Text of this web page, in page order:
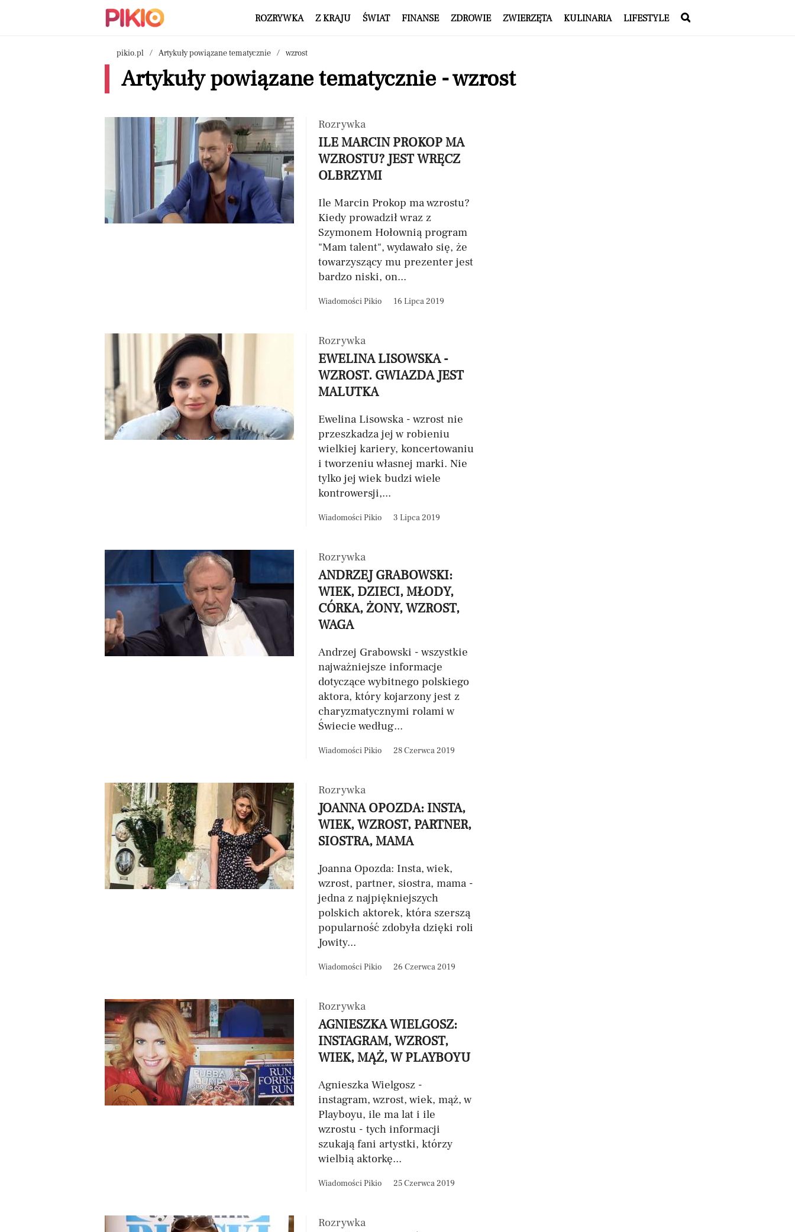
ROZRYWKA Z KRAJU ŚWIAT FINANSE ZDROWIE ZWIERZĘTA KULINARIA LIFESTYLE
pikio.pl Artykuły powiązane tematycznie wzrost
Artykuły powiązane tematycznie - wzrost
Rozrywka
ILE MARCIN PROKOP MA
WZROSTU? JEST WRĘCZ
OLBRZYMI
Ile Marcin Prokop ma wzrostu?
Kiedy prowadził wraz z
Szymonem Hołownią program
"Mam talent", wydawało się, że
towarzyszący mu prezenter jest
bardzo niski, on...
Wiadomości Pikio 16 Lipca 2019
Rozrywka
EWELINA LISOWSKA -
WZROST. GWIAZDA JEST
MALUTKA
Ewelina Lisowska - wzrost nie
przeszkadza jej w robieniu
wielkiej kariery, koncertowaniu
i tworzeniu własnej marki. Nie
tylko jej wiek budzi wiele
kontrowersji,...
Wiadomości Pikio 3 Lipca 2019
Rozrywka
ANDRZEJ GRABOWSKI:
WIEK, DZIECI, MŁODY,
CÓRKA, ŻONY, WZROST,
WAGA
Andrzej Grabowski - wszystkie
najważniejsze informacje
dotyczące wybitnego polskiego
aktora, który kojarzony jest z
charyzmatycznymi rolami w
Świecie według...
Wiadomości Pikio 28 Czerwca 2019
Rozrywka
JOANNA OPOZDA: INSTA,
WIEK, WZROST, PARTNER,
SIOSTRA, MAMA
Joanna Opozda: Insta, wiek,
wzrost, partner, siostra, mama -
jedna z najpiękniejszych
polskich aktorek, która szerszą
popularność zdobyła dzięki roli
Jowity...
Wiadomości Pikio 26 Czerwca 2019
Rozrywka
AGNIESZKA WIELGOSZ:
INSTAGRAM, WZROST,
WIEK, MĄŻ, W PLAYBOYU
Agnieszka Wielgosz -
instagram, wzrost, wiek, mąż, w
Playboyu, ile ma lat i ile
wzrostu - tych informacji
szukają fani artystki, którzy
wielbią aktorkę...
Wiadomości Pikio 25 Czerwca 2019
Rozrywka